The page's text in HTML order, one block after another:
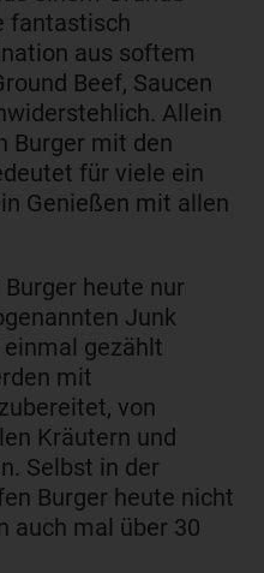
fantastisch
aus softem
Beef, Saucen
Allein
Burger mit den
für viele ein
Genießen mit allen
heute nur
Junk
einmal gezählt
mit
von
Kräutern und
Selbst in der
Burger heute nicht
auch mal über 30